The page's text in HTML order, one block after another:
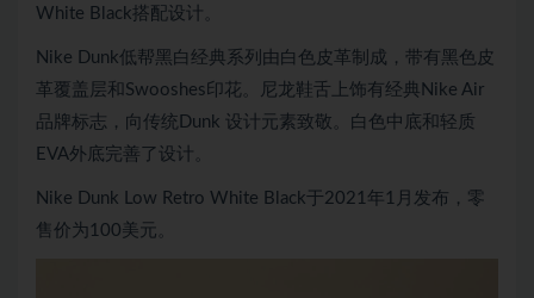
White Black搭配设计。
Nike Dunk低帮黑白经典系列由白色皮革制成，带有黑色皮
革覆盖层和Swooshes印花。尼龙鞋舌上饰有经典Nike Air
品牌标志，向传统Dunk 设计元素致敬。白色中底和轻质
EVA外底完善了设计。
Nike Dunk Low Retro White Black于2021年1月发布，零
售价为100美元。